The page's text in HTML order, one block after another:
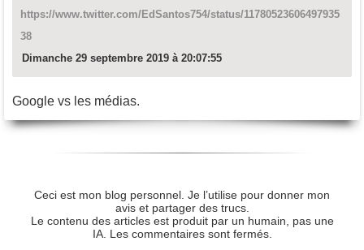
https://www.twitter.com/EdSantos754/status/11780523606497935
38
Dimanche 29 septembre 2019 à 20:07:55
Google vs les médias.
Ceci est mon blog personnel. Je l’utilise pour donner mon
avis et partager des trucs.
Le contenu des articles est produit par un humain, pas une
IA. Les commentaires sont fermés.